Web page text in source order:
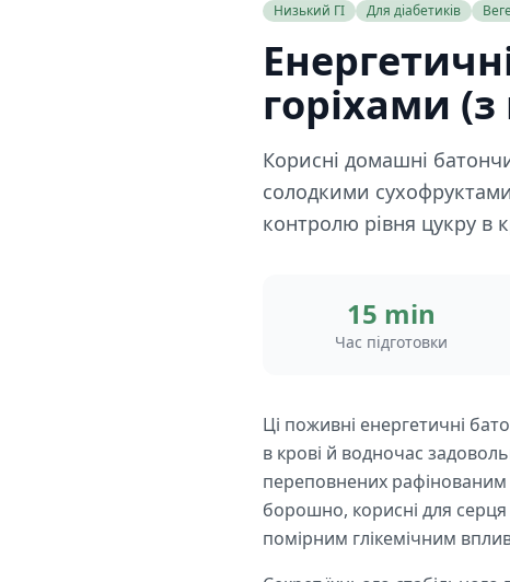
Низький ГІ Для діабетиків
горіхами
Корисні домашні
солодкими
контролю рівня цукру в
15 min
Час підготовки
Ці поживні енергетичні
в крові й водночас
переповнених
борошно, корисні для серця
помірним глікемічним